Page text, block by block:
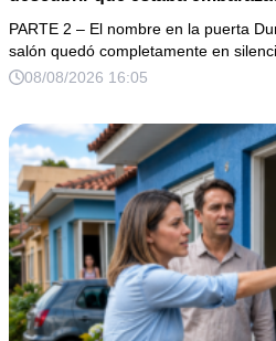
a la cena de Navidad
de la mujer a la que creía una
que jamás imaginó fue que esa
PARTE 2 – El nombre en la puerta
salón quedó completamente en
08/08/2026 16:05